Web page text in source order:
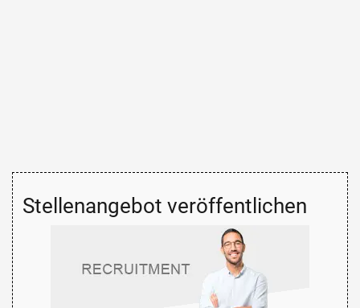
Stellenangebot veröffentlichen